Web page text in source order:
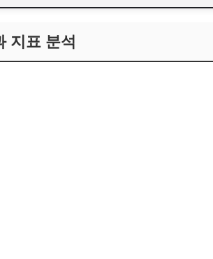
지표 분석